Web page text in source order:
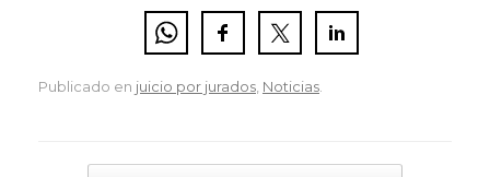
Publicado en juicio por jurados Noticias